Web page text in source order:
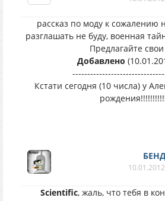
рассказ по моду к сожалению
разглашать не буду, военная
Предлагайте
Добавлено
Кстати сегодня (10 числа) у
Scientific, жаль, что тебя в